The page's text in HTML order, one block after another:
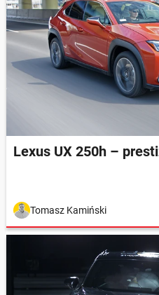
Lexus UX 250h –
Tomasz Kamiński